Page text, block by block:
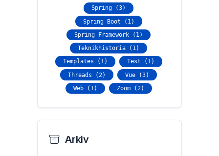
Spring (3)
Spring Boot (1)
Spring Framework (1)
Teknikhistoria (1)
Templates (1)
Test (1)
Threads (2)
Vue (3)
Web (1)
Zoom (2)
Arkiv